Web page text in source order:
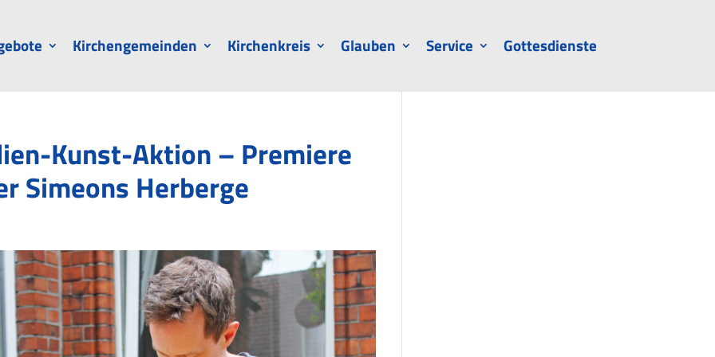
Kirchengemeinden Kirchenkreis Glauben Service Gottesdienste
Kunst-Aktion – Premiere
Simeons Herberge